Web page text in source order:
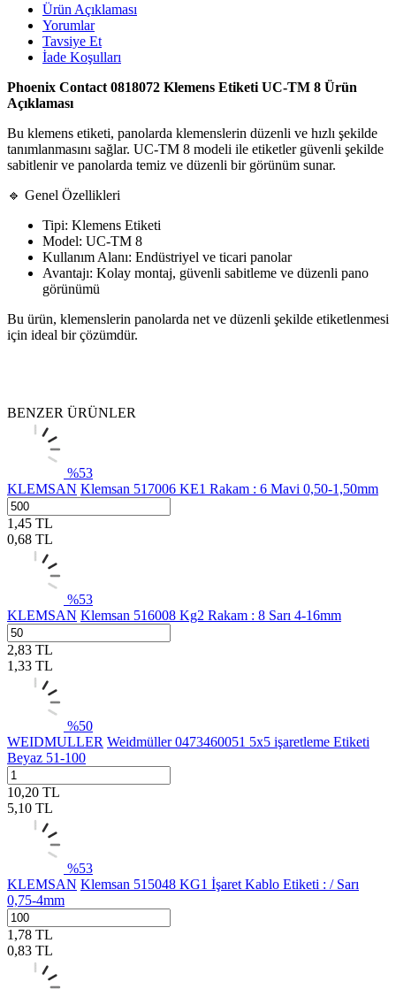
Ürün Açıklaması
Yorumlar
Tavsiye Et
İade Koşulları
Phoenix Contact 0818072 Klemens Etiketi UC-TM 8 Ürün
Açıklaması
Bu klemens etiketi, panolarda klemenslerin düzenli ve hızlı şekilde
tanımlanmasını sağlar. UC-TM 8 modeli ile etiketler güvenli şekilde
sabitlenir ve panolarda temiz ve düzenli bir görünüm sunar.
🔹 Genel Özellikleri
Tipi: Klemens Etiketi
Model: UC-TM 8
Kullanım Alanı: Endüstriyel ve ticari panolar
Avantajı: Kolay montaj, güvenli sabitleme ve düzenli pano
görünümü
Bu ürün, klemenslerin panolarda net ve düzenli şekilde etiketlenmesi
için ideal bir çözümdür.
BENZER ÜRÜNLER
%53
KLEMSAN Klemsan 517006 KE1 Rakam : 6 Mavi 0,50-1,50mm
1,45 TL
0,68 TL
%53
KLEMSAN Klemsan 516008 Kg2 Rakam : 8 Sarı 4-16mm
2,83 TL
1,33 TL
%50
WEIDMULLER Weidmüller 0473460051 5x5 işaretleme Etiketi
Beyaz 51-100
10,20 TL
5,10 TL
%53
KLEMSAN Klemsan 515048 KG1 İşaret Kablo Etiketi : / Sarı
0,75-4mm
1,78 TL
0,83 TL